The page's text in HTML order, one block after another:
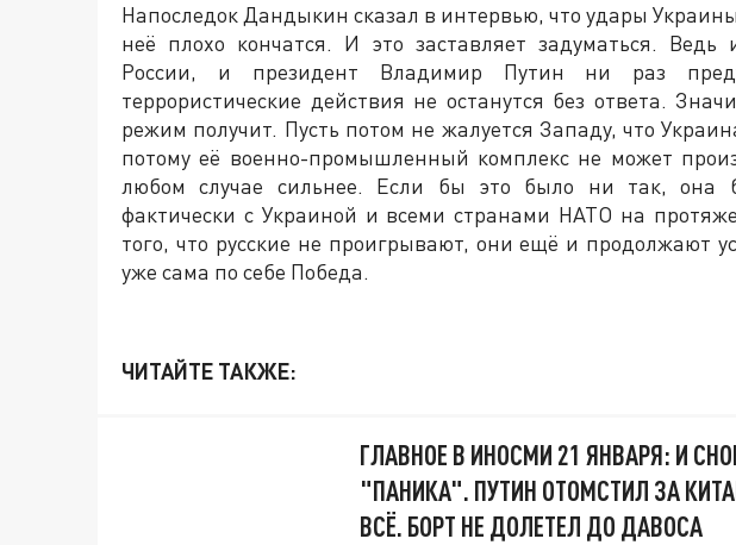
Напоследок Дандыкин сказал в интервью, что удары
неё плохо кончатся. И это заставляет задуматься. Ведь
России, и президент Владимир Путин ни раз
террористические действия не останутся без ответа.
режим получит. Пусть потом не жалуется Западу, что
потому её военно-промышленный комплекс не может
любом случае сильнее. Если бы это было ни так, она
фактически с Украиной и всеми странами НАТО на
того, что русские не проигрывают, они ещё и продолжают
уже сама по себе Победа.
ЧИТАЙТЕ ТАКЖЕ:
ГЛАВНОЕ В ИНОСМИ 21 ЯНВАРЯ: И
"ПАНИКА". ПУТИН ОТОМСТИЛ ЗА
ВСЁ. БОРТ НЕ ДОЛЕТЕЛ ДО ДАВОСА